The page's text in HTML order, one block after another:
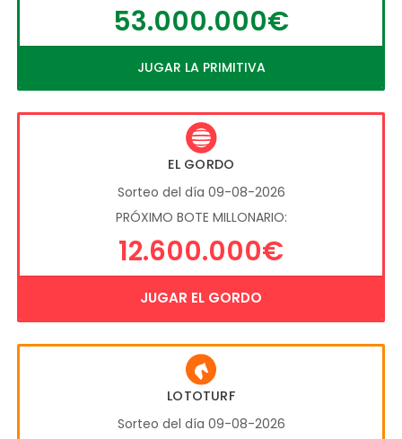
53.000.000€
JUGAR LA PRIMITIVA
EL GORDO
Sorteo del día 09-08-2026
PRÓXIMO BOTE MILLONARIO:
12.600.000€
JUGAR EL GORDO
LOTOTURF
Sorteo del día 09-08-2026